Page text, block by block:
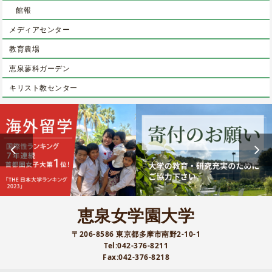
館報
メディアセンター
教育農場
恵泉蓼科ガーデン
キリスト教センター
恵泉女学園大学
〒206-8586 東京都多摩市南野2-10-1
Tel:042-376-8211
Fax:042-376-8218